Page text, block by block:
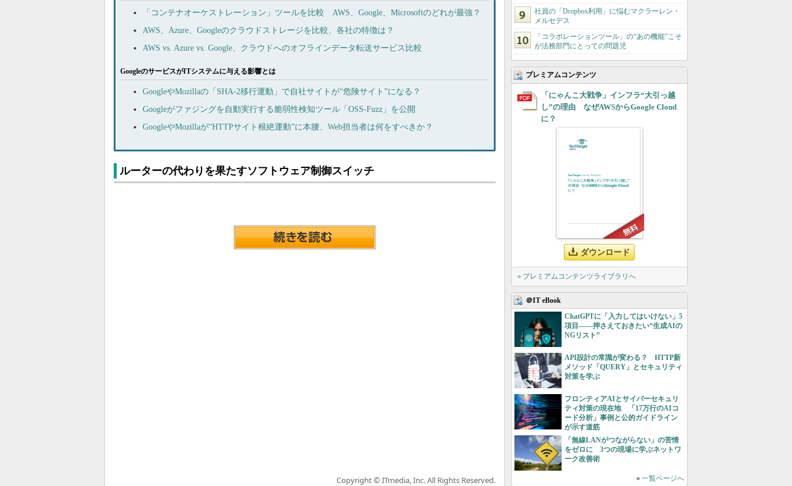
「コンテナオーケストレーション」ツールを比較 AWS、Google、Microsoftのどれが最強？
AWS、Azure、Googleのクラウドストレージを比較、各社の特徴は？
AWS vs. Azure vs. Google、クラウドへのオフラインデータ転送サービス比較
GoogleのサービスがITシステムに与える影響とは
GoogleやMozillaの「SHA-2移行運動」で自社サイトが“危険サイト”になる？
Googleがファジングを自動実行する脆弱性検知ツール「OSS-Fuzz」を公開
GoogleやMozillaが“HTTPサイト根絶運動”に本腰、Web担当者は何をすべきか？
ルーターの代わりを果たすソフトウェア制御スイッチ
Copyright © ITmedia, Inc. All Rights Reserved.
社員の「Dropbox利用」に悩むマクラーレン・
メルセデス
「コラボレーションツール」の“あの機能”こそ
が法務部門にとっての問題児
プレミアムコンテンツ
「にゃんこ大戦争」インフラ“大引っ越
し”の理由 なぜAWSからGoogle Cloud
に？
ダウンロード
» プレミアムコンテンツライブラリへ
＠IT eBook
ChatGPTに「入力してはいけない」5
項目――押さえておきたい“生成AIの
NGリスト”
API設計の常識が変わる？ HTTP新
メソッド「QUERY」とセキュリティ
対策を学ぶ
フロンティアAIとサイバーセキュリ
ティ対策の現在地 「17万行のAIコ
ード分析」事例と公的ガイドライン
が示す道筋
「無線LANがつながらない」の苦情
をゼロに 3つの現場に学ぶネットワ
ーク改善術
» 一覧ページへ